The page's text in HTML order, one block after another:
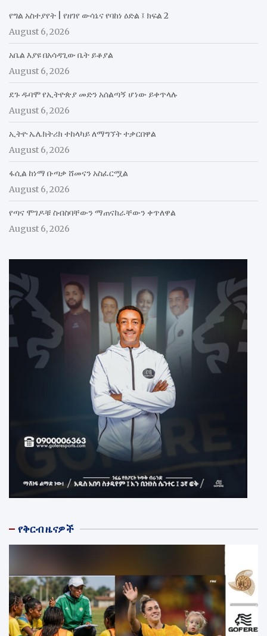
የግል አስተያየት | የዘገየ ውሳኔና የባከነ ዕድል ፤ ክፍል 2
August 6, 2026
አቤል እያዩ በአሳዳጊው ቤት ይቆያል
August 6, 2026
ደጉ ዱባሞ የኢትዮጵያ መድን አሰልጣኝ ሆነው ይቀጥላሉ
August 6, 2026
ኢትዮ ኤሌክትሪክ ተከላካይ ለማግኘት ተቃርበዋል
August 6, 2026
ፋሲል ከነማ ቡጣቃ ሸመናን አስፈርሟል
August 6, 2026
የጣና ሞገዶቹ ስብስባቸውን ማጠናከራቸውን ቀጥለዋል
August 6, 2026
የቅርብ ዜናዎች